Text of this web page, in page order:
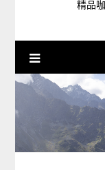
精品